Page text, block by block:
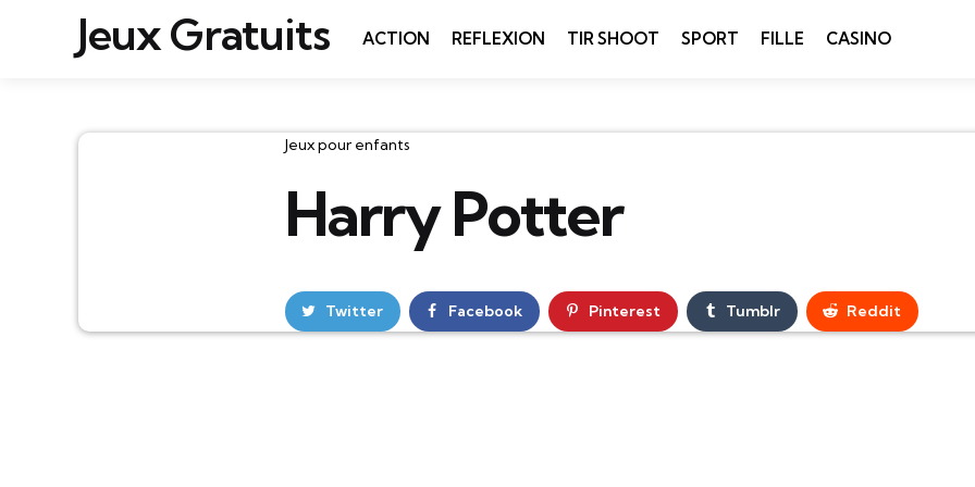
Jeux Gratuits ACTION REFLEXION TIR SHOOT SPORT FILLE CASINO
Catégories
Jeux pour enfants
Harry Potter
Twitter Facebook Pinterest Tumblr Reddit